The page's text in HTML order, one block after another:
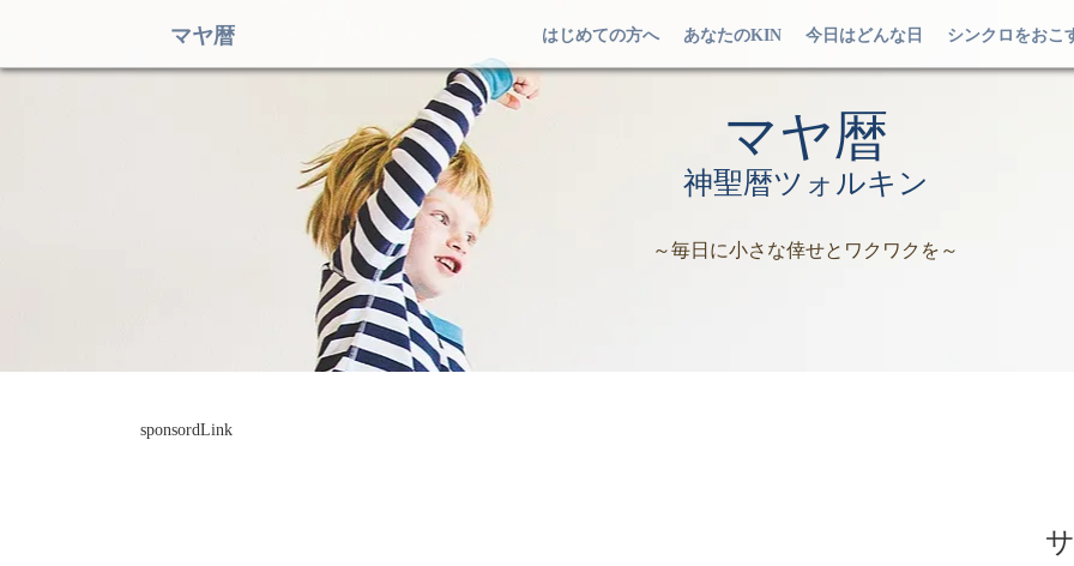
マヤ暦 はじめての方へ あなたのKIN 今日はどんな日 シンクロをおこ
マヤ暦
神聖暦ツォルキン
～毎日に小さな倖せとワクワクを～
sponsordLink